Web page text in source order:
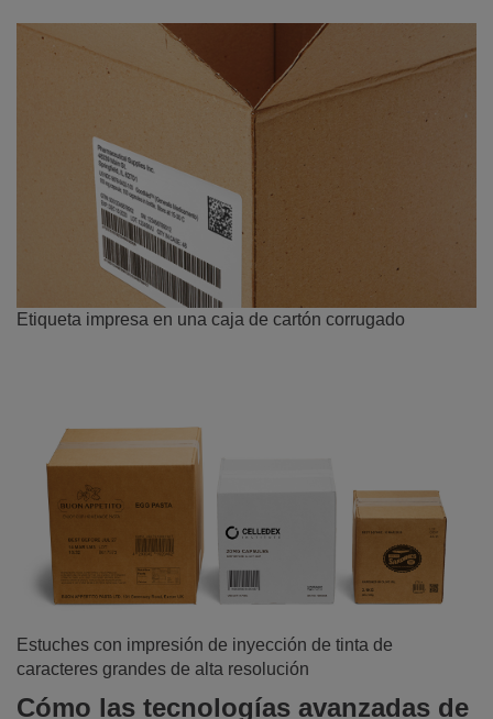
Etiqueta impresa en una caja de cartón corrugado
Estuches con impresión de inyección de tinta de
caracteres grandes de alta resolución
Cómo las tecnologías avanzadas de